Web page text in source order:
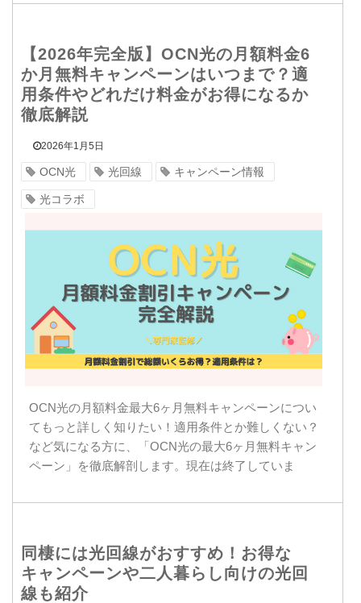
【2026年完全版】OCN光の月額料金6
か月無料キャンペーンはいつまで？適
用条件やどれだけ料金がお得になるか
徹底解説
2026年1月5日
OCN光 光回線 キャンペーン情報
光コラボ
OCN光の月額料金最大6ヶ月無料キャンペーンについ
てもっと詳しく知りたい！適用条件とか難しくない？
など気になる方に、「OCN光の最大6ヶ月無料キャン
ペーン」を徹底解剖します。現在は終了していま
同棲には光回線がおすすめ！お得な
キャンペーンや二人暮らし向けの光回
線も紹介